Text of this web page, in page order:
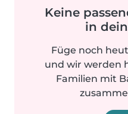
Keine
in
Füge noch
und wir werden
Familien mit